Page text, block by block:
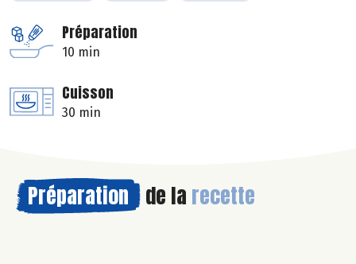
Préparation
10 min
Cuisson
30 min
Préparation de la recette